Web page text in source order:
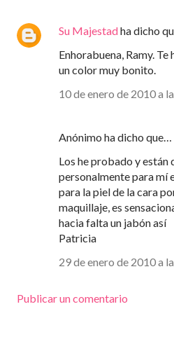
Su Majestadha dicho
Enhorabuena, Ramy.
un color muy bonito.
10 de enero de 2010 a
Anónimo ha dicho que…
Los he probado y están
personalmente para mí
para la piel de la cara
maquillaje, es
hacia falta un jabón así
Patricia
29 de enero de 2010 a
Publicar un comentario